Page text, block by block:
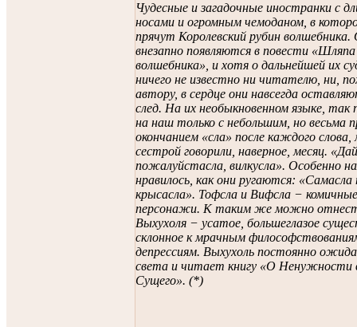
Чудесные и загадочные иностранки с
носами и огромным чемоданом, в
прячут Королевский рубин волшебника.
внезапно появляются в повести «Шляпа
волшебника», и хотя о дальнейшей их
ничего не известно ни читателю, ни,
автору, в сердце они навсегда
след. На их необыкновенном языке,
на наш только с небольшим, но весьма
окончанием «сла» после каждого
сестрой говорили, наверное, месяц.
пожалуйстасла, вилкусла». Особенно
нравилось, как они ругаются:
крысасла». Тофсла и Вифсла − комичные
персонажи. К таким же можно
Выхухоля − усатое, большеглазое
склонное к мрачным
депрессиям. Выхухоль постоянно
света и читает книгу «О Ненужности
Сущего». (*)